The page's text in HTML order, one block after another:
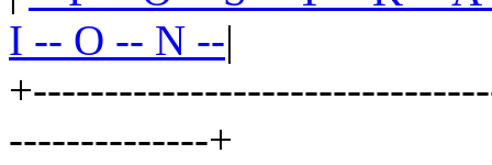
I -- O -- N --|
--------------+